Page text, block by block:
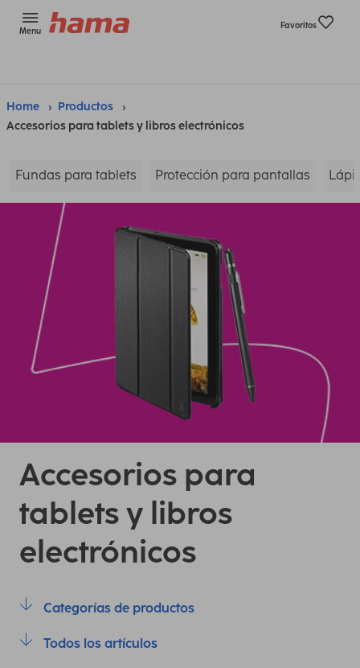
Menu
Favoritos
Home
Productos
Accesorios para tablets y libros electrónicos
Fundas para tablets Protección para pantallas
Accesorios para
tablets y libros
electrónicos
Categorías de productos
Todos los artículos